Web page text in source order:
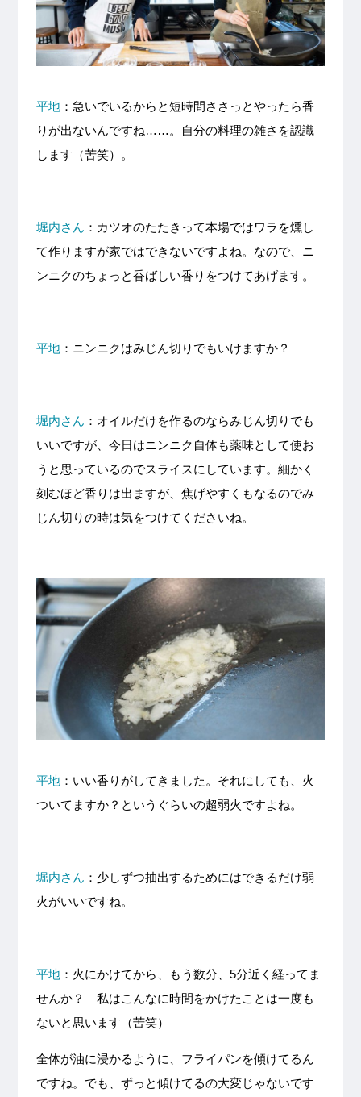
平地：急いでいるからと短時間ささっとやったら香
りが出ないんですね……。自分の料理の雑さを認識
します（苦笑）。
堀内さん ：カツオのたたきって本場ではワラを燻し
て作りますが家ではできないですよね。なので、ニ
ンニクのちょっと香ばしい香りをつけてあげます。
平地：ニンニクはみじん切りでもいけますか？
堀内さん ：オイルだけを作るのならみじん切りでも
いいですが、今日はニンニク自体も薬味として使お
うと思っているのでスライスにしています。細かく
刻むほど香りは出ますが、焦げやすくもなるのでみ
じん切りの時は気をつけてくださいね。
平地：いい香りがしてきました。それにしても、火
ついてますか？というぐらいの超弱火ですよね。
堀内さん ：少しずつ抽出するためにはできるだけ弱
火がいいですね。
平地：火にかけてから、もう数分、5分近く経ってま
せんか？ 私はこんなに時間をかけたことは一度も
ないと思います（苦笑）
全体が油に浸かるように、フライパンを傾けてるん
ですね。でも、ずっと傾けてるの大変じゃないです